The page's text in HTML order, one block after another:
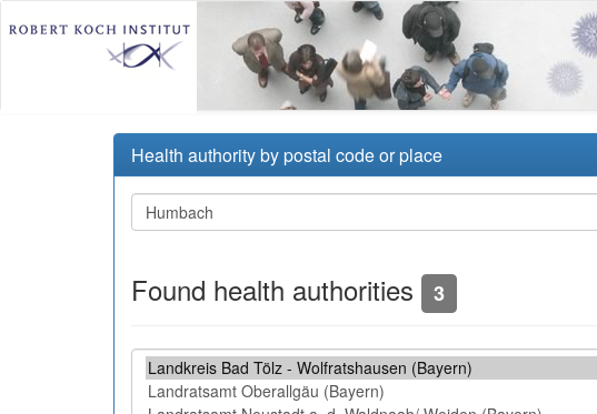
Health authority by postal code or place
Found health authorities 3